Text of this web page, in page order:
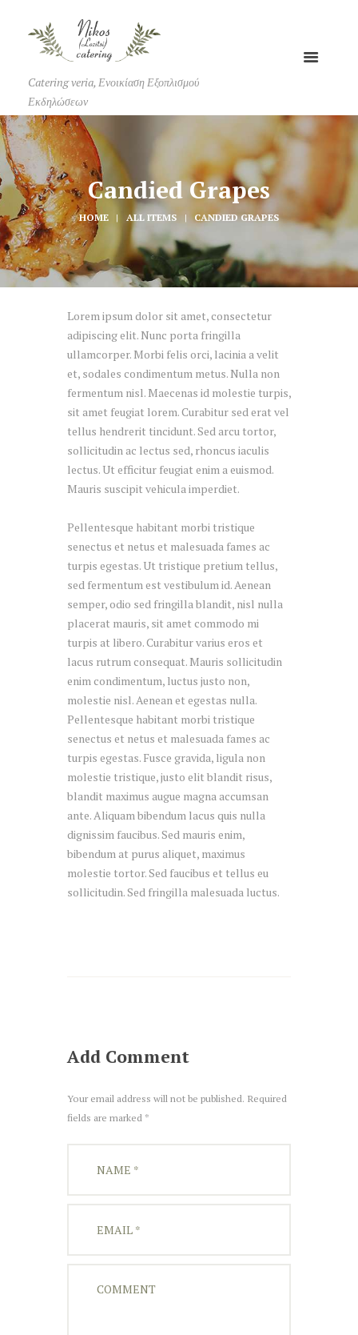
Catering veria, Ενοικίαση Εξοπλισμού
Εκδηλώσεων
Candied Grapes
HOME ALL ITEMS CANDIED GRAPES
Lorem ipsum dolor sit amet, consectetur
adipiscing elit. Nunc porta fringilla
ullamcorper. Morbi felis orci, lacinia a velit
et, sodales condimentum metus. Nulla non
fermentum nisl. Maecenas id molestie turpis,
sit amet feugiat lorem. Curabitur sed erat vel
tellus hendrerit tincidunt. Sed arcu tortor,
sollicitudin ac lectus sed, rhoncus iaculis
lectus. Ut efficitur feugiat enim a euismod.
Mauris suscipit vehicula imperdiet.
Pellentesque habitant morbi tristique
senectus et netus et malesuada fames ac
turpis egestas. Ut tristique pretium tellus,
sed fermentum est vestibulum id. Aenean
semper, odio sed fringilla blandit, nisl nulla
placerat mauris, sit amet commodo mi
turpis at libero. Curabitur varius eros et
lacus rutrum consequat. Mauris sollicitudin
enim condimentum, luctus justo non,
molestie nisl. Aenean et egestas nulla.
Pellentesque habitant morbi tristique
senectus et netus et malesuada fames ac
turpis egestas. Fusce gravida, ligula non
molestie tristique, justo elit blandit risus,
blandit maximus augue magna accumsan
ante. Aliquam bibendum lacus quis nulla
dignissim faucibus. Sed mauris enim,
bibendum at purus aliquet, maximus
molestie tortor. Sed faucibus et tellus eu
sollicitudin. Sed fringilla malesuada luctus.
Add Comment
Your email address will not be published. Required
fields are marked *